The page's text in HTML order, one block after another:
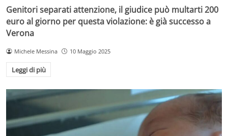
Genitori separati attenzione, il giudice può multarti 200
euro al giorno per questa violazione: è già successo a
Verona
Michele Messina 10 Maggio 2025
Leggi di più